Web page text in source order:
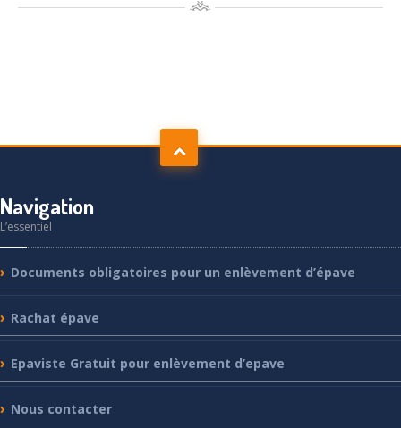
Navigation
L’essentiel
Documents obligatoires pour un enlèvement d’épave
Rachat épave
Epaviste Gratuit pour enlèvement d’epave
Nous contacter